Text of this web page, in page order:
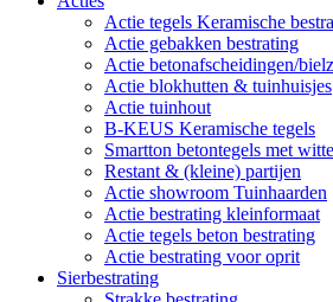
Actie tegels Keramische
Actie gebakken bestrating
Actie betonafscheidingen/
Actie blokhutten & tuinhuisjes
Actie tuinhout
B-KEUS Keramische tegels
Smartton betontegels met
Restant & (kleine) partijen
Actie showroom Tuinhaarden
Actie bestrating kleinformaat
Actie tegels beton bestrating
Actie bestrating voor oprit
Sierbestrating